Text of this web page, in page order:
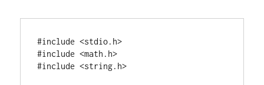
#include <stdio.h>
#include <math.h>
#include <string.h>